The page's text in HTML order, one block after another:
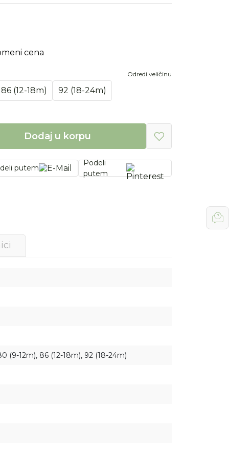
cena
Odredi veličinu
86 (12-18m) 92 (18-24m)
Dodaj u korpu
putem
Podeli
putem
(9-12m), 86 (12-18m), 92 (18-24m)